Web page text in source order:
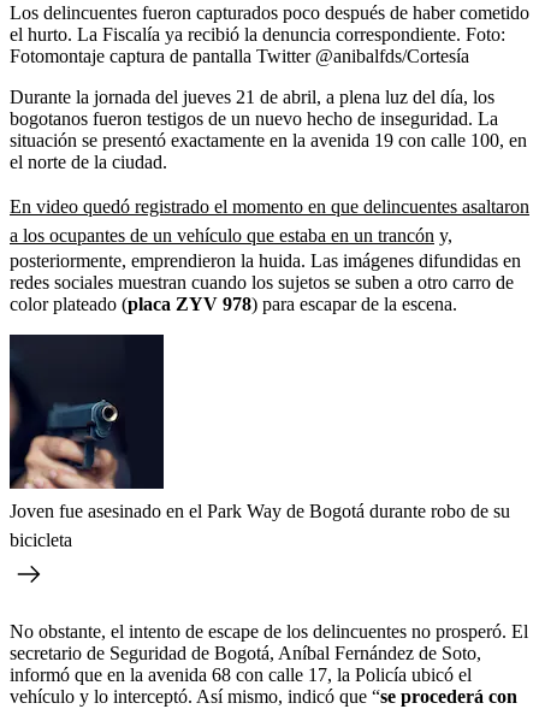
Los delincuentes fueron capturados poco después de haber cometido
el hurto. La Fiscalía ya recibió la denuncia correspondiente. Foto:
Fotomontaje captura de pantalla Twitter @anibalfds/Cortesía
Durante la jornada del jueves 21 de abril, a plena luz del día, los
bogotanos fueron testigos de un nuevo hecho de inseguridad. La
situación se presentó exactamente en la avenida 19 con calle 100, en
el norte de la ciudad.
En video quedó registrado el momento en que delincuentes asaltaron
a los ocupantes de un vehículo que estaba en un trancón y,
posteriormente, emprendieron la huida. Las imágenes difundidas en
redes sociales muestran cuando los sujetos se suben a otro carro de
color plateado (placa ZYV 978) para escapar de la escena.
Joven fue asesinado en el Park Way de Bogotá durante robo de su
bicicleta
No obstante, el intento de escape de los delincuentes no prosperó. El
secretario de Seguridad de Bogotá, Aníbal Fernández de Soto,
informó que en la avenida 68 con calle 17, la Policía ubicó el
vehículo y lo interceptó. Así mismo, indicó que “se procederá con